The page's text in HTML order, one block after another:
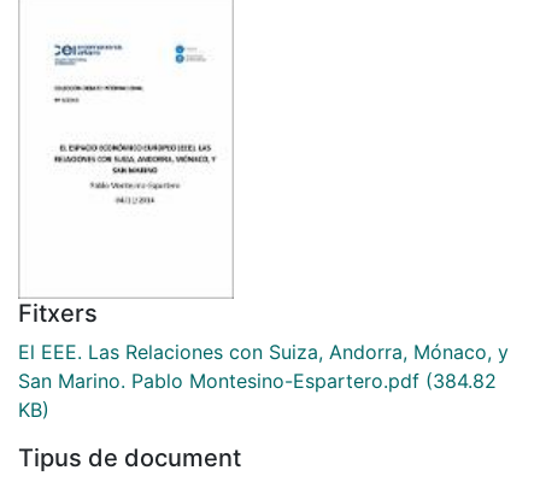
Fitxers
El EEE. Las Relaciones con Suiza, Andorra, Mónaco, y
San Marino. Pablo Montesino-Espartero.pdf (384.82
KB)
Tipus de document